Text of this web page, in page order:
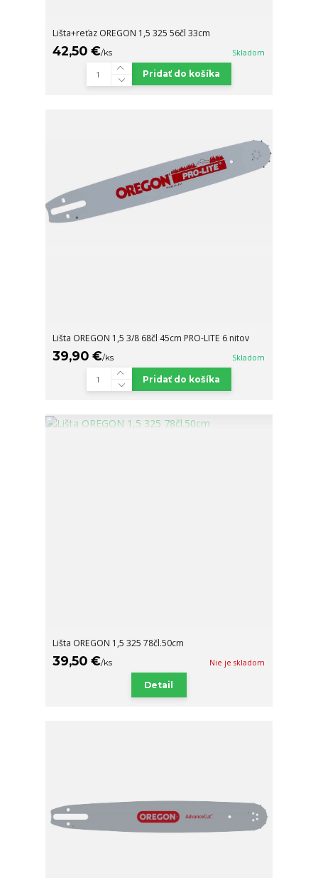
Lišta+reťaz OREGON 1,5 325 56čl 33cm
42,50 €/ks Skladom
Pridať do košíka
Lišta OREGON 1,5 3/8 68čl 45cm PRO-LITE 6 nitov
39,90 €/ks Skladom
Pridať do košíka
Lišta OREGON 1,5 325 78čl.50cm
39,50 €/ks Nie je skladom
Detail